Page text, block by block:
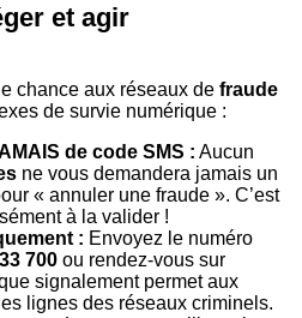
et agir
chance aux réseaux de fraude
de survie numérique :
de code SMS : Aucun
ne vous demandera jamais un
« annuler une fraude ». C’est
à la valider !
: Envoyez le numéro
33 700 ou rendez-vous sur
signalement permet aux
lignes des réseaux criminels.